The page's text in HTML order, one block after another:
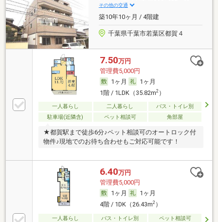
その他の交通
築10年10ヶ月 / 4階建
千葉県千葉市若葉区都賀４
7.50万円
管理費5,000円
1ヶ月
1ヶ月
1階 / 1LDK（35.82m2）
一人暮らし 二人暮らし
バス・トイレ別
駐車場(近隣含)
ペット相談可 角部屋
★都賀駅まで徒歩6分♪ペット相談可のオートロック付
物件♪現地でのお待ち合わせもご対応可能です！
6.40万円
管理費5,000円
1ヶ月
1ヶ月
4階 / 1DK（26.43m2）
一人暮らし バス・トイレ別 ペット相談可